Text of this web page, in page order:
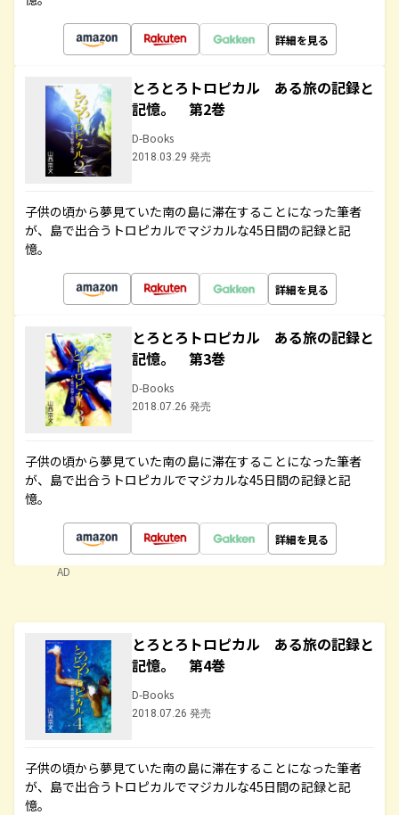
詳細を見る
とろとろトロピカル ある旅の記録と
記憶。 第2巻
D-Books
2018.03.29 発売
子供の頃から夢見ていた南の島に滞在することになった筆者
が、島で出合うトロピカルでマジカルな45日間の記録と記
憶。
詳細を見る
とろとろトロピカル ある旅の記録と
記憶。 第3巻
D-Books
2018.07.26 発売
子供の頃から夢見ていた南の島に滞在することになった筆者
が、島で出合うトロピカルでマジカルな45日間の記録と記
憶。
詳細を見る
AD
とろとろトロピカル ある旅の記録と
記憶。 第4巻
D-Books
2018.07.26 発売
子供の頃から夢見ていた南の島に滞在することになった筆者
が、島で出合うトロピカルでマジカルな45日間の記録と記
憶。